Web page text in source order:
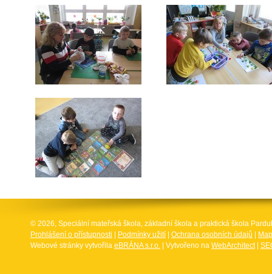
© 2026, Speciální mateřská škola, základní škola a praktická škola
Prohlášení o přístupnosti
Podmínky užití Ochrana osobních údajů
Webové stránky vytvořila eBRÁNA s.r.o. | Vytvořeno na WebArchitect|